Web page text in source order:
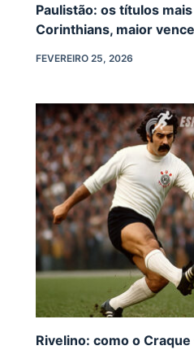
Paulistão: os títulos
Corinthians, maior
FEVEREIRO 25, 2026
Rivelino: como o